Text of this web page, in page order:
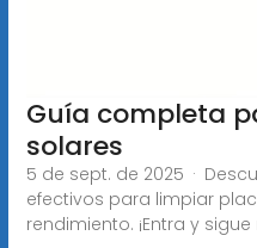
Guía completa
solares
5 de sept. de 2025 ·
efectivos para limpiar
rendimiento. ¡Entra y